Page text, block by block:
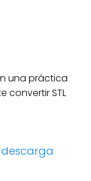
una práctica
convertir STL